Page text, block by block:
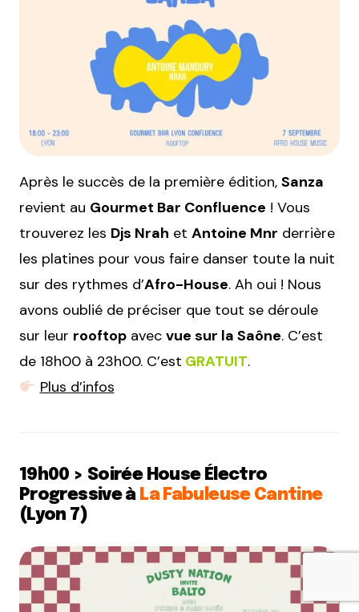
Après le succès de la première édition, Sanza
revient au Gourmet Bar Confluence ! Vous
trouverez les Djs Nrah et Antoine Mnr derrière
les platines pour vous faire danser toute la nuit
sur des rythmes d’Afro-House. Ah oui ! Nous
avons oublié de préciser que tout se déroule
sur leur rooftop avec vue sur la Saône. C’est
de 18h00 à 23h00. C’est GRATUIT.
Plus d’infos
19h00 > Soirée House Électro
Progressive àLa Fabuleuse Cantine
(Lyon 7)